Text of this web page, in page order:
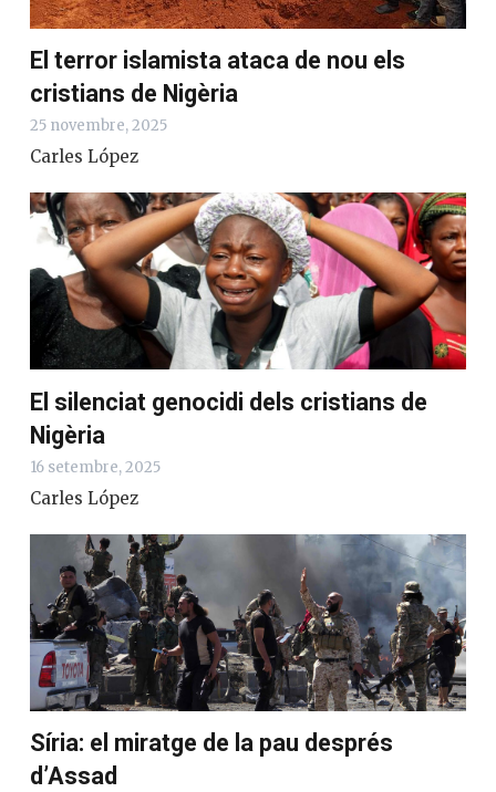
El terror islamista ataca de nou els
cristians de Nigèria
25 novembre, 2025
Carles López
El silenciat genocidi dels cristians de
Nigèria
16 setembre, 2025
Carles López
Síria: el miratge de la pau després
d’Assad